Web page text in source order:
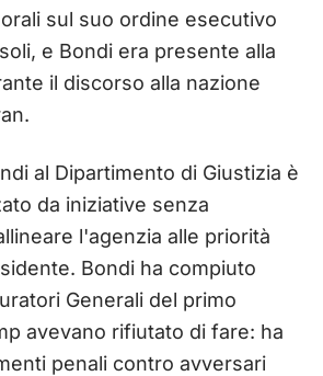
sul suo ordine esecutivo
e Bondi era presente alla
il discorso alla nazione
al Dipartimento di Giustizia è
da iniziative senza
l'agenzia alle priorità
Bondi ha compiuto
Generali del primo
avevano rifiutato di fare: ha
penali contro avversari